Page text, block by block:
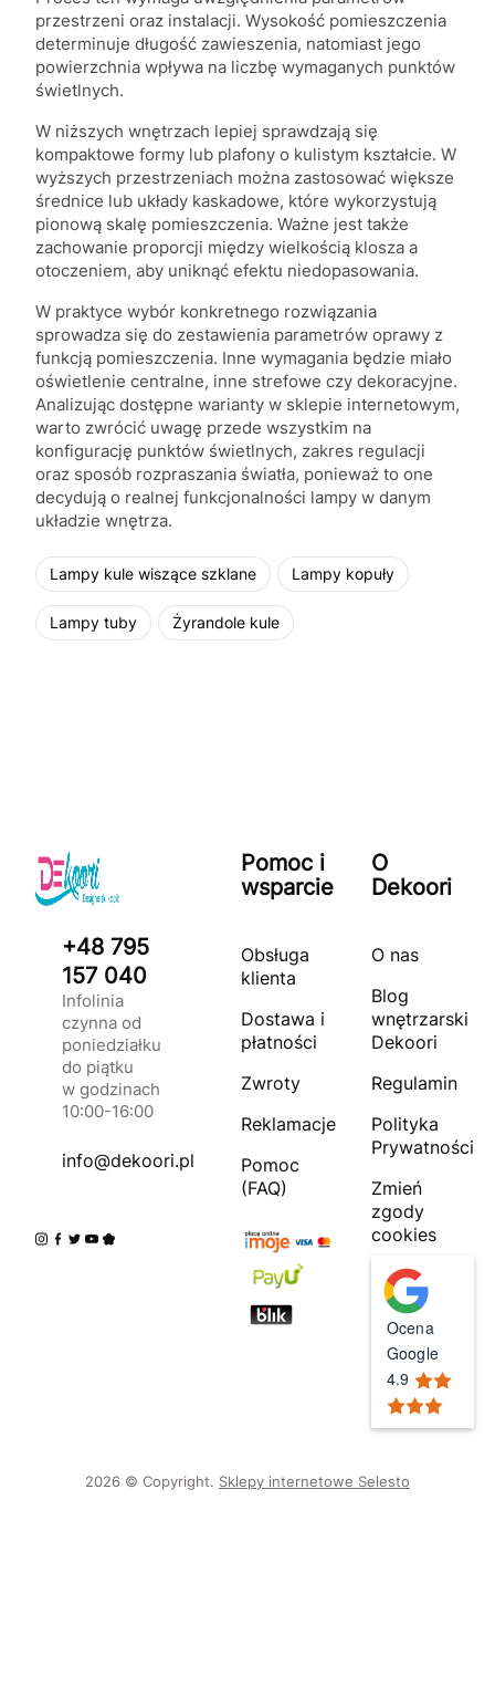
przestrzeni oraz instalacji. Wysokość pomieszczenia
determinuje długość zawieszenia, natomiast jego
powierzchnia wpływa na liczbę wymaganych punktów
świetlnych.
W niższych wnętrzach lepiej sprawdzają się
kompaktowe formy lub plafony o kulistym kształcie. W
wyższych przestrzeniach można zastosować większe
średnice lub układy kaskadowe, które wykorzystują
pionową skalę pomieszczenia. Ważne jest także
zachowanie proporcji między wielkością klosza a
otoczeniem, aby uniknąć efektu niedopasowania.
W praktyce wybór konkretnego rozwiązania
sprowadza się do zestawienia parametrów oprawy z
funkcją pomieszczenia. Inne wymagania będzie miało
oświetlenie centralne, inne strefowe czy dekoracyjne.
Analizując dostępne warianty w sklepie internetowym,
warto zwrócić uwagę przede wszystkim na
konfigurację punktów świetlnych, zakres regulacji
oraz sposób rozpraszania światła, ponieważ to one
decydują o realnej funkcjonalności lampy w danym
układzie wnętrza.
Lampy kule wiszące szklane Lampy kopuły
Lampy tuby Żyrandole kule
+48 795
157 040
Infolinia
czynna od
poniedziałku
do piątku
w godzinach
10:00-16:00
info@dekoori.pl
Pomoc i
wsparcie
Obsługa
klienta
Dostawa i
płatności
Zwroty
Reklamacje
Pomoc
(FAQ)
O
Dekoori
O nas
Blog
wnętrzarski
Dekoori
Regulamin
Polityka
Prywatności
Zmień
zgody
cookies
Ocena
Google
4.9
2026 © Copyright. Sklepy internetowe Selesto